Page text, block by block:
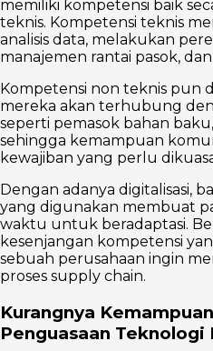
memiliki kompetensi baik
teknis. Kompetensi teknis
analisis data, melakukan
manajemen rantai pasok,
Kompetensi non teknis pun
mereka akan terhubung
seperti pemasok bahan
sehingga kemampuan
kewajiban yang perlu
Dengan adanya digitalisasi,
yang digunakan membuat
waktu untuk beradaptasi.
kesenjangan kompetensi
sebuah perusahaan ingin
proses supply chain.
Kurangnya
Penguasaan Teknologi